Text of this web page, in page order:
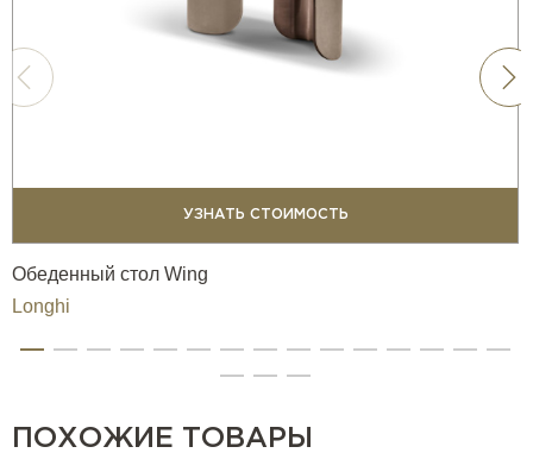
УЗНАТЬ СТОИМОСТЬ
Обеденный стол Wing
Longhi
ПОХОЖИЕ ТОВАРЫ